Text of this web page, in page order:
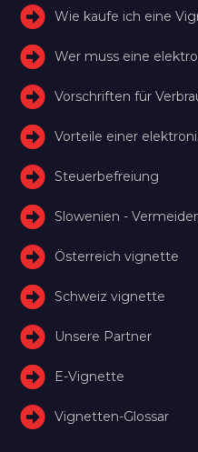
Wie kaufe ich eine
Wer muss eine
Vorschriften für
Vorteile einer
Steuerbefreiung
Slowenien -
Österreich vignette
Schweiz vignette
Unsere Partner
E-Vignette
Vignetten-Glossar